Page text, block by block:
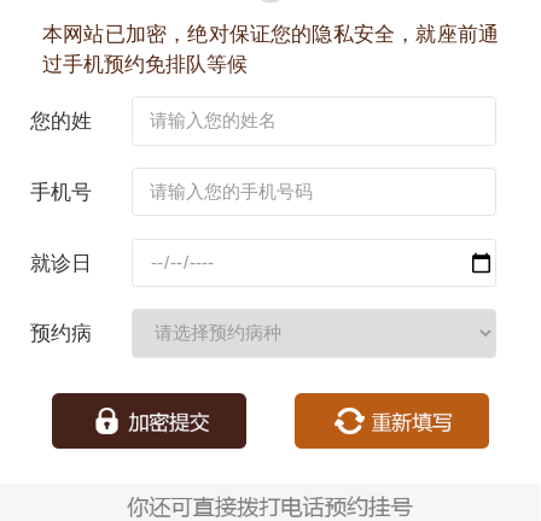
本网站已加密，绝对保证您的隐私安全，就座前通
过手机预约免排队等候
您的姓
手机号
就诊日
预约病